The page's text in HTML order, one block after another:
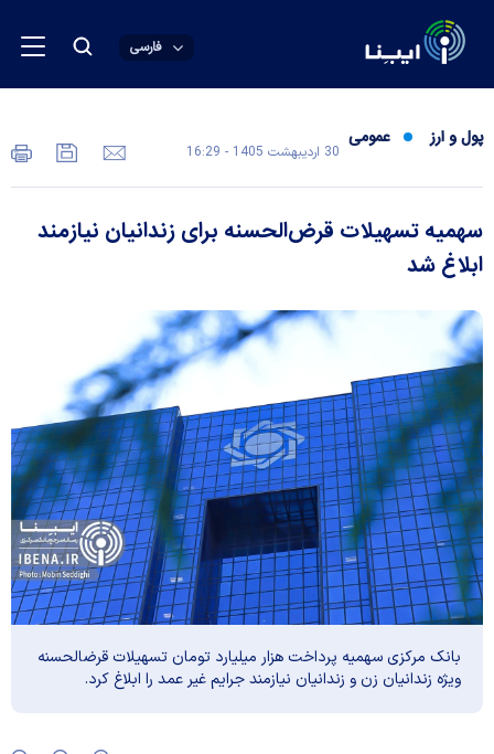
فارسی
پول و ارز عمومی
30 ارديبهشت 1405 - 16:29
سهمیه تسهیلات قرض‌الحسنه برای زندانیان نیازمند
ابلاغ شد
بانک مرکزی سهمیه پرداخت هزار میلیارد تومان تسهیلات قرضالحسنه
ویژه زندانیان زن و زندانیان نیازمند جرایم غیر عمد را ابلاغ کرد.